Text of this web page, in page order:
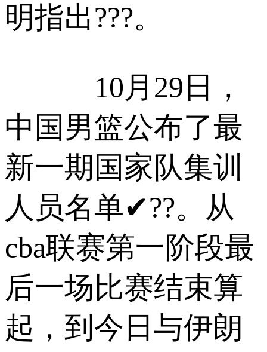
明指出???。
10月29日，
中国男篮公布了最
新一期国家队集训
人员名单✔??。从
cba联赛第一阶段最
后一场比赛结束算
起，到今日与伊朗